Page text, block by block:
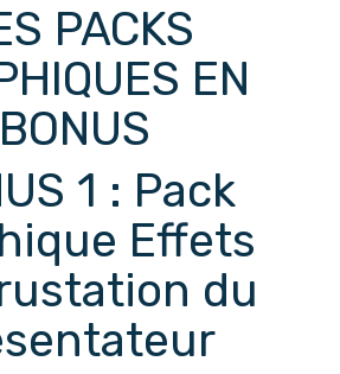
PACKS
EN
BONUS
1 : Pack
Effets
du